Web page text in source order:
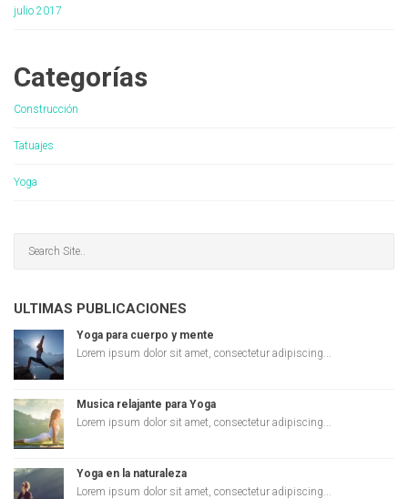
julio 2017
Categorías
Construcción
Tatuajes
Yoga
ULTIMAS PUBLICACIONES
Yoga para cuerpo y mente
Lorem ipsum dolor sit amet, consectetur adipiscing...
Musica relajante para Yoga
Lorem ipsum dolor sit amet, consectetur adipiscing...
Yoga en la naturaleza
Lorem ipsum dolor sit amet, consectetur adipiscing...